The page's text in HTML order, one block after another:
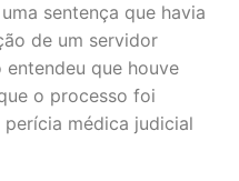
sentença que havia
de um servidor
que houve
o processo foi
médica judicial